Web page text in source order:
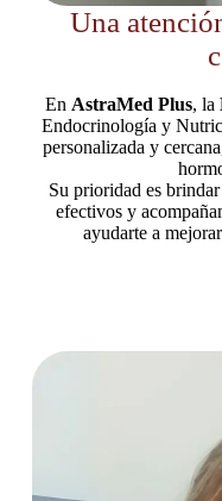
Una
En AstraMed Plus, la
Endocrinología y
personalizada y
Su prioridad es
efectivos y
ayudarte a